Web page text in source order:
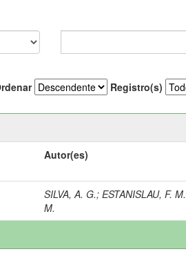
Registro(s)
Autor(es)
SILVA, A. G.;ESTANISLAU, F. M.
M.